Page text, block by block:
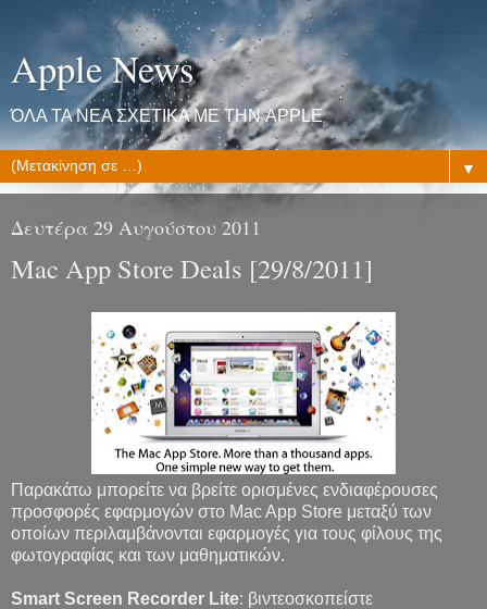
Apple News
ΌΛΑ ΤΑ ΝΕΑ ΣΧΕΤΙΚΑ ΜΕ ΤΗΝ APPLE
▼
Δευτέρα 29 Αυγούστου 2011
Mac App Store Deals [29/8/2011]
Παρακάτω μπορείτε να βρείτε oρισμένες ενδιαφέρουσες
προσφορές εφαρμογών στο Mac App Store μεταξύ των
οποίων περιλαμβάνονται εφαρμογές για τους φίλους της
φωτογραφίας και των μαθηματικών.
Smart Screen Recorder Lite: βιντεοσκοπείστε